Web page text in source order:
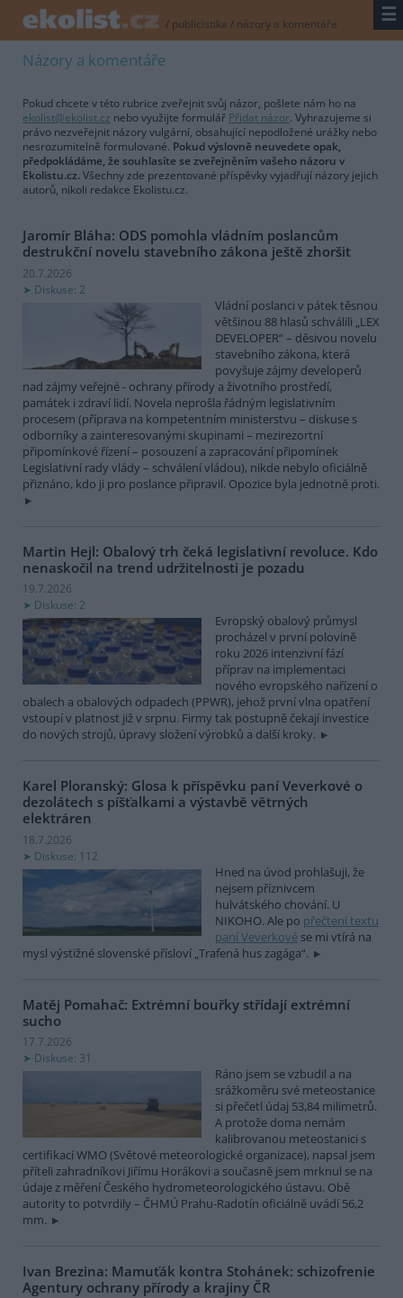
/ publicistika / názory a komentáře ☰
Názory a komentáře
Pokud chcete v této rubrice zveřejnit svůj názor, pošlete nám ho na
ekolist@ekolist.cz nebo využijte formulář Přidat názor. Vyhrazujeme si
právo nezveřejnit názory vulgární, obsahující nepodložené urážky nebo
nesrozumitelně formulované. Pokud výslovně neuvedete opak,
předpokládáme, že souhlasíte se zveřejněním vašeho názoru v
Ekolistu.cz. Všechny zde prezentované příspěvky vyjadřují názory jejich
autorů, nikoli redakce Ekolistu.cz.
Jaromír Bláha: ODS pomohla vládním poslancům
destrukční novelu stavebního zákona ještě zhoršit
20.7.2026
Diskuse: 2
Vládní poslanci v pátek těsnou
většinou 88 hlasů schválili „LEX
DEVELOPER“ – děsivou novelu
stavebního zákona, která
povyšuje zájmy developerů
nad zájmy veřejné - ochrany přírody a životního prostředí,
památek i zdraví lidí. Novela neprošla řádným legislativním
procesem (příprava na kompetentním ministerstvu – diskuse s
odborníky a zainteresovanými skupinami – mezirezortní
připomínkové řízení – posouzení a zapracování připomínek
Legislativní rady vlády – schválení vládou), nikde nebylo oficiálně
přiznáno, kdo ji pro poslance připravil. Opozice byla jednotně proti.
Martin Hejl: Obalový trh čeká legislativní revoluce. Kdo
nenaskočil na trend udržitelnosti je pozadu
19.7.2026
Diskuse: 2
Evropský obalový průmysl
procházel v první polovině
roku 2026 intenzivní fází
příprav na implementaci
nového evropského nařízení o
obalech a obalových odpadech (PPWR), jehož první vlna opatření
vstoupí v platnost již v srpnu. Firmy tak postupně čekají investice
do nových strojů, úpravy složení výrobků a další kroky.
Karel Ploranský: Glosa k příspěvku paní Veverkové o
dezolátech s píšťalkami a výstavbě větrných
elektráren
18.7.2026
Diskuse: 112
Hned na úvod prohlašuji, že
nejsem příznivcem
hulvátského chování. U
NIKOHO. Ale po přečtení textu
paní Veverkové se mi vtírá na
mysl výstižné slovenské přísloví „Trafená hus zagága“.
Matěj Pomahač: Extrémní bouřky střídají extrémní
sucho
17.7.2026
Diskuse: 31
Ráno jsem se vzbudil a na
srážkoměru své meteostanice
si přečetl údaj 53,84 milimetrů.
A protože doma nemám
kalibrovanou meteostanici s
certifikací WMO (Světové meteorologické organizace), napsal jsem
příteli zahradníkovi Jiřímu Horákovi a současně jsem mrknul se na
údaje z měření Českého hydrometeorologického ústavu. Obě
autority to potvrdily – ČHMÚ Prahu-Radotín oficiálně uvádí 56,2
mm.
Ivan Brezina: Mamuťák kontra Stohánek: schizofrenie
Agentury ochrany přírody a krajiny ČR